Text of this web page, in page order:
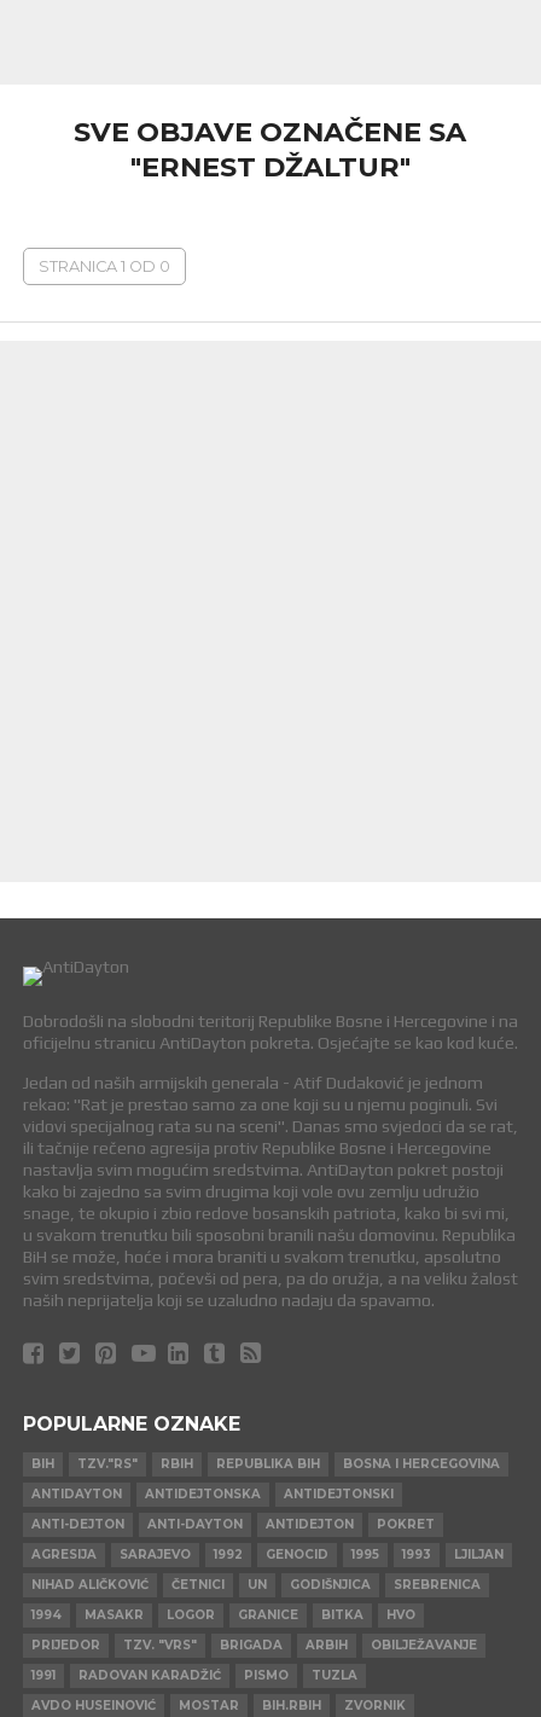
SVE OBJAVE OZNAČENE SA
"ERNEST DŽALTUR"
STRANICA 1 OD 0
Dobrodošli na slobodni teritorij Republike Bosne i Hercegovine i na
oficijelnu stranicu AntiDayton pokreta. Osjećajte se kao kod kuće.
Jedan od naših armijskih generala - Atif Dudaković je jednom
rekao: "Rat je prestao samo za one koji su u njemu poginuli. Svi
vidovi specijalnog rata su na sceni". Danas smo svjedoci da se rat,
ili tačnije rečeno agresija protiv Republike Bosne i Hercegovine
nastavlja svim mogućim sredstvima. AntiDayton pokret postoji
kako bi zajedno sa svim drugima koji vole ovu zemlju udružio
snage, te okupio i zbio redove bosanskih patriota, kako bi svi mi,
u svakom trenutku bili sposobni branili našu domovinu. Republika
BiH se može, hoće i mora braniti u svakom trenutku, apsolutno
svim sredstvima, počevši od pera, pa do oružja, a na veliku žalost
naših neprijatelja koji se uzaludno nadaju da spavamo.
POPULARNE OZNAKE
BIH TZV."RS" RBIH REPUBLIKA BIH
BOSNA I HERCEGOVINA
ANTIDAYTON
ANTIDEJTONSKA
ANTIDEJTONSKI
ANTI-DEJTON
ANTI-DAYTON ANTIDEJTON
POKRET
AGRESIJA
SARAJEVO 1992 GENOCID 1995 1993
LJILJAN
NIHAD ALIČKOVIĆ
ČETNICI UN GODIŠNJICA
SREBRENICA
1994
MASAKR LOGOR GRANICE BITKA
HVO
PRIJEDOR
TZV. "VRS" BRIGADA ARBIH
OBILJEŽAVANJE
1991
RADOVAN KARADŽIĆ PISMO
TUZLA
AVDO HUSEINOVIĆ
MOSTAR BIH.RBIH
ZVORNIK